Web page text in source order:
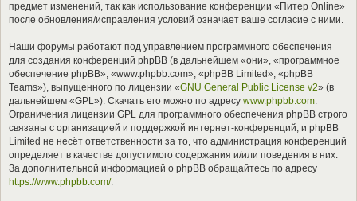
предмет изменений, так как использование конференции «Питер Online»
после обновления/исправления условий означает ваше согласие с ними.
Наши форумы работают под управлением программного обеспечения
для создания конференций phpBB (в дальнейшем «они», «программное
обеспечение phpBB», «www.phpbb.com», «phpBB Limited», «phpBB
Teams»), выпущенного по лицензии «GNU General Public License v2» (в
дальнейшем «GPL»). Скачать его можно по адресу www.phpbb.com.
Ограничения лицензии GPL для программного обеспечения phpBB строго
связаны с организацией и поддержкой интернет-конференций, и phpBB
Limited не несёт ответственности за то, что администрация конференций
определяет в качестве допустимого содержания и/или поведения в них.
За дополнительной информацией о phpBB обращайтесь по адресу
https://www.phpbb.com/.